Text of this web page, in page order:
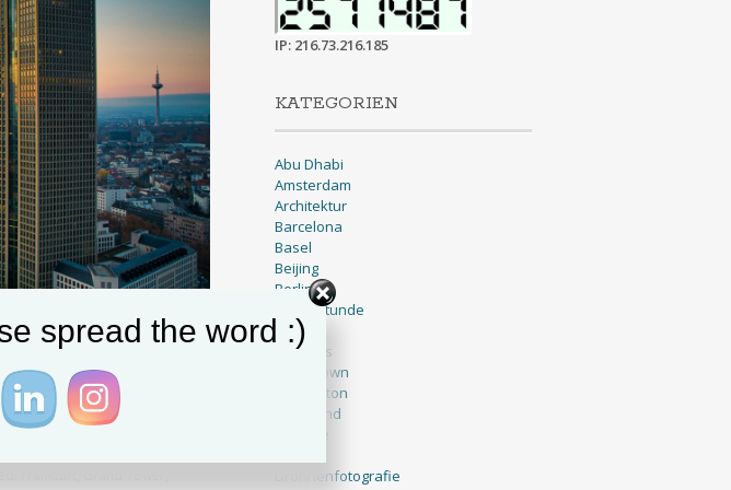
IP: 216.73.216.185
KATEGORIEN
Abu Dhabi
Amsterdam
Architektur
Barcelona
Basel
Beijing
Berlin
Blaue Stunde
BNW
Brussels
Cape Town
Charleston
Cleveland
Cologne
Drohnenfotografie
spread the word :)